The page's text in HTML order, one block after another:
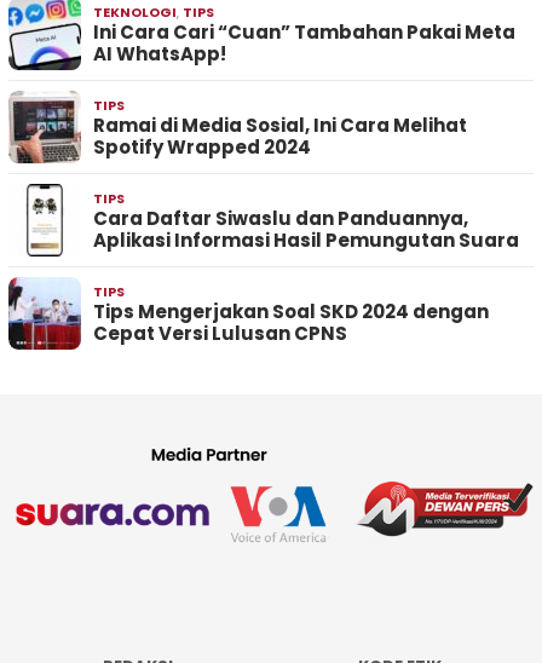
TEKNOLOGI, TIPS
Ini Cara Cari “Cuan” Tambahan Pakai Meta
AI WhatsApp!
TIPS
Ramai di Media Sosial, Ini Cara Melihat
Spotify Wrapped 2024
TIPS
Cara Daftar Siwaslu dan Panduannya,
Aplikasi Informasi Hasil Pemungutan Suara
TIPS
Tips Mengerjakan Soal SKD 2024 dengan
Cepat Versi Lulusan CPNS